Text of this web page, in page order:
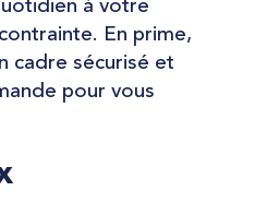
à votre
En prime,
cadre sécurisé et
pour vous